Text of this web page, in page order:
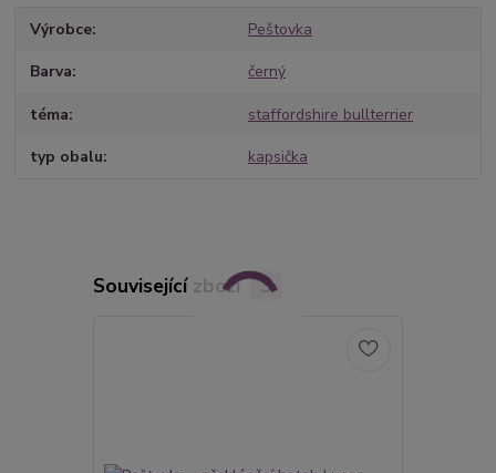
Výrobce Peštovka
Barva černý
téma staffordshire bullterrier
typ obalu kapsička
Související zboží 3